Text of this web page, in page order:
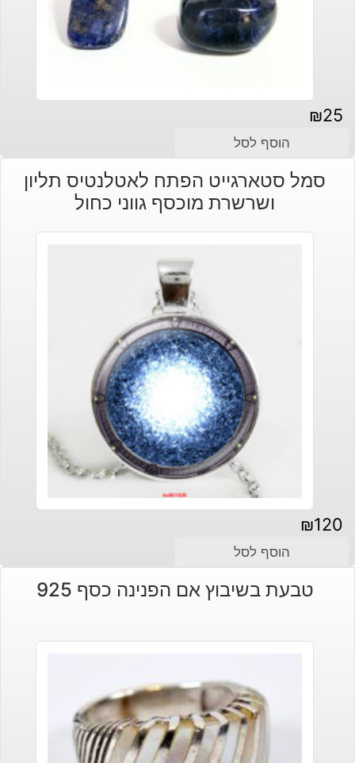
₪25
הוסף לסל
סמל סטארגייט הפתח לאטלנטיס תליון
ושרשרת מוכסף גווני כחול
₪120
הוסף לסל
טבעת בשיבוץ אם הפנינה כסף 925